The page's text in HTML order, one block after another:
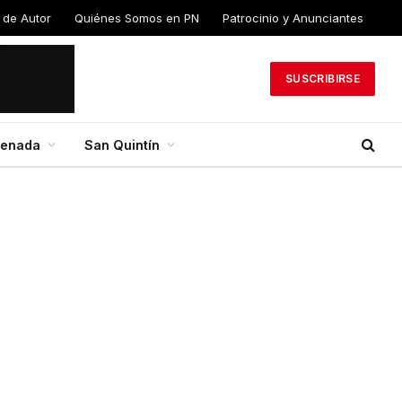
Autor Quiénes Somos en PN Patrocinio y Anunciantes
SUSCRIBIRSE
San Quintín